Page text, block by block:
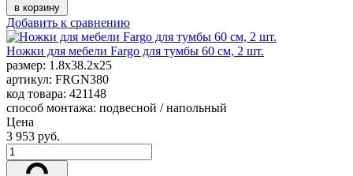
в корзину
Добавить к сравнению
Ножки для мебели Fargo для тумбы 60 см, 2 шт.
размер: 1.8x38.2x25
артикул: FRGN380
код товара: 421148
способ монтажа: подвесной / напольный
Цена
3 953 руб.